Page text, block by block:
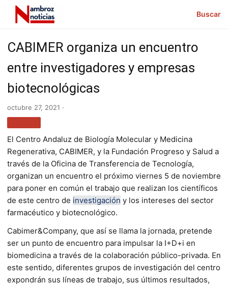
Buscar
CABIMER organiza un encuentro
entre investigadores y empresas
biotecnológicas
octubre 27, 2021 ·
El Centro Andaluz de Biología Molecular y Medicina
Regenerativa, CABIMER, y la Fundación Progreso y Salud a
través de la Oficina de Transferencia de Tecnología,
organizan un encuentro el próximo viernes 5 de noviembre
para poner en común el trabajo que realizan los científicos
de este centro de investigación y los intereses del sector
farmacéutico y biotecnológico.
Cabimer&Company, que así se llama la jornada, pretende
ser un punto de encuentro para impulsar la I+D+i en
biomedicina a través de la colaboración público-privada. En
este sentido, diferentes grupos de investigación del centro
expondrán sus líneas de trabajo, sus últimos resultados,